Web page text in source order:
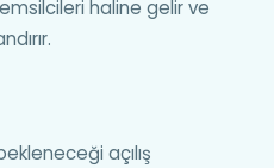
haline gelir ve
açılış